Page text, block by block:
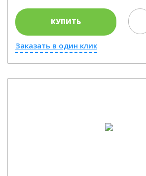
КУПИТЬ
Заказать в один клик